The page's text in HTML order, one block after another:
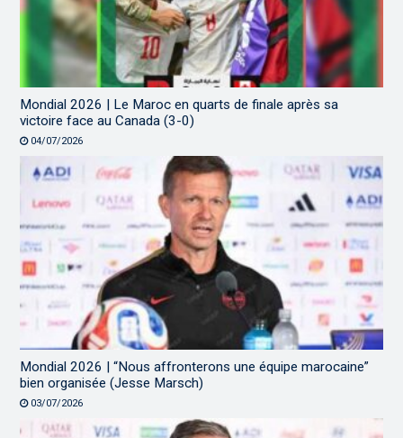
Mondial 2026 | Le Maroc en quarts de finale après sa
victoire face au Canada (3-0)
04/07/2026
Mondial 2026 | “Nous affronterons une équipe marocaine”
bien organisée (Jesse Marsch)
03/07/2026